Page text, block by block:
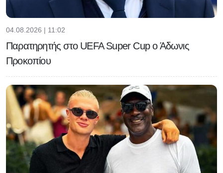
04.08.2026 | 11:02
Παρατηρητής στο UEFA Super Cup ο Άδωνις
Προκοπίου